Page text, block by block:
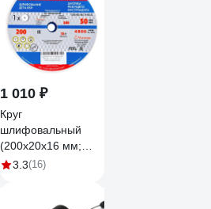
1 010 ₽
Круг
шлифовальный
(200х20х16 мм;
25А; F60; K) Луга
3.3(16)